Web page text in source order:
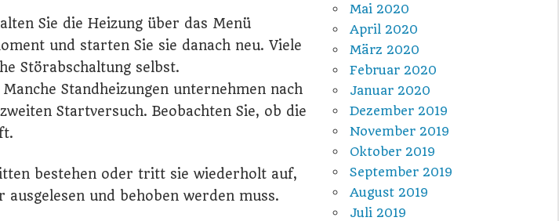
Sie die Heizung über das Menü
und starten Sie sie danach neu. Viele
Störabschaltung selbst.
Manche Standheizungen unternehmen nach
Startversuch. Beobachten Sie, ob die
bestehen oder tritt sie wiederholt auf,
und behoben werden muss.
Mai 2020
April 2020
März 2020
Februar 2020
Januar 2020
Dezember 2019
November 2019
Oktober 2019
September 2019
August 2019
Juli 2019